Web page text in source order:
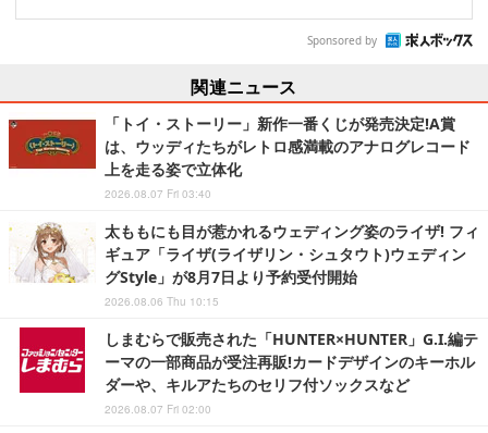
Sponsored by
関連ニュース
「トイ・ストーリー」新作一番くじが発売決定!A賞
は、ウッディたちがレトロ感満載のアナログレコード
上を走る姿で立体化
2026.08.07 Fri 03:40
太ももにも目が惹かれるウェディング姿のライザ! フィ
ギュア「ライザ(ライザリン・シュタウト)ウェディン
グStyle」が8月7日より予約受付開始
2026.08.06 Thu 10:15
しまむらで販売された「HUNTER×HUNTER」G.I.編テ
ーマの一部商品が受注再販!カードデザインのキーホル
ダーや、キルアたちのセリフ付ソックスなど
2026.08.07 Fri 02:00